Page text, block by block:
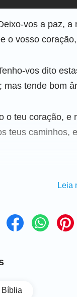
vos a paz,
o vosso
vos dito
mas tende bom
o teu coração,
teus caminhos,
com a
a minha
Leia
Bíblia